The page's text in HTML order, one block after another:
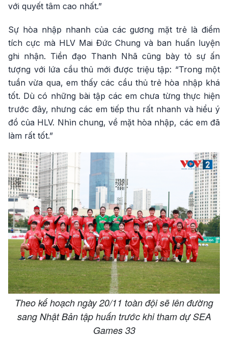
với quyết tâm cao nhất.”
Sự hòa nhập nhanh của các gương mặt trẻ là điểm
tích cực mà HLV Mai Đức Chung và ban huấn luyện
ghi nhận. Tiền đạo Thanh Nhã cũng bày tỏ sự ấn
tượng với lứa cầu thủ mới được triệu tập: “Trong một
tuần vừa qua, em thấy các cầu thủ trẻ hòa nhập khá
tốt. Dù có những bài tập các em chưa từng thực hiện
trước đây, nhưng các em tiếp thu rất nhanh và hiểu ý
đồ của HLV. Nhìn chung, về mặt hòa nhập, các em đã
làm rất tốt.”
Theo kế hoạch ngày 20/11 toàn đội sẽ lên đường
sang Nhật Bản tập huấn trước khi tham dự SEA
Games 33